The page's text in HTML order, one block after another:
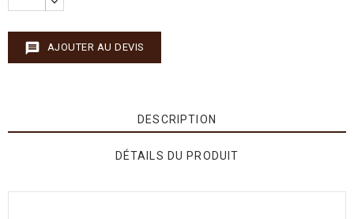
message AJOUTER AU DEVIS
DESCRIPTION
DÉTAILS DU PRODUIT